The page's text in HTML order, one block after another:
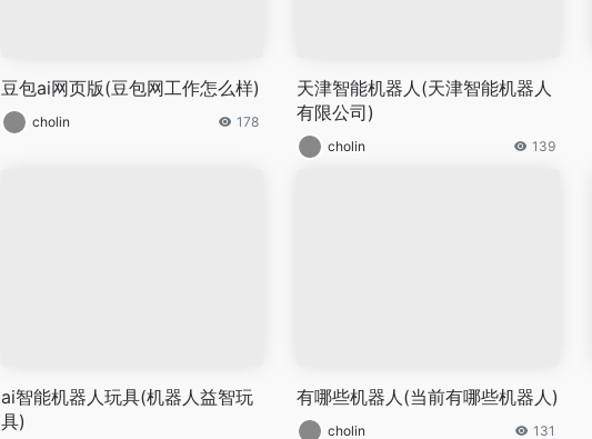
豆包ai网页版(豆包网工作怎么样)
cholin 178
天津智能机器人(天津智能机器人
有限公司)
cholin 139
ai智能机器人玩具(机器人益智玩
具)
有哪些机器人(当前有哪些机器人)
cholin 131